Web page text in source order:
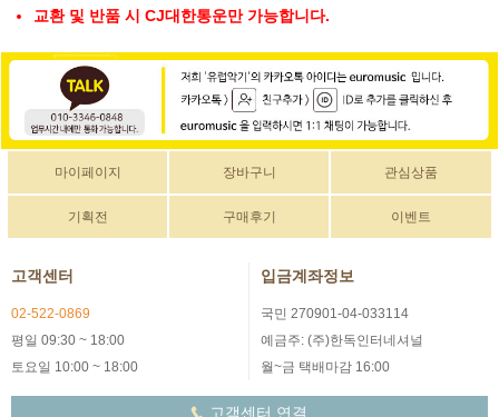
교환 및 반품 시 CJ대한통운만 가능합니다.
마이페이지 장바구니 관심상품
기획전 구매후기 이벤트
고객센터
02-522-0869
평일 09:30 ~ 18:00
토요일 10:00 ~ 18:00
입금계좌정보
국민 270901-04-033114
예금주: (주)한독인터네셔널
월~금 택배마감 16:00
고객센터 연결